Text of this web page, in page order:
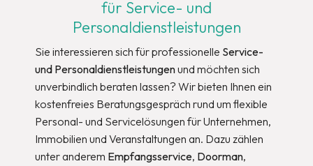
für Service- und
Personaldienstleistungen
Sie interessieren sich für professionelle Service-
und Personaldienstleistungenund möchten sich
unverbindlich beraten lassen? Wir bieten Ihnen ein
kostenfreies Beratungsgespräch rund um flexible
Personal- und Servicelösungen für Unternehmen,
Immobilien und Veranstaltungen an. Dazu zählen
unter anderem Empfangsservice, Doorman,